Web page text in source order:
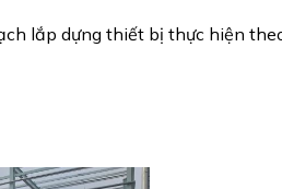
lắp dựng thiết bị thực hiện